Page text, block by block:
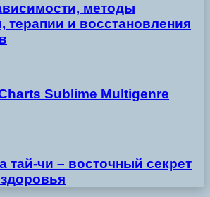
методы
терапии и восстановления
Sublime Multigenre
тай-чи – восточный секрет